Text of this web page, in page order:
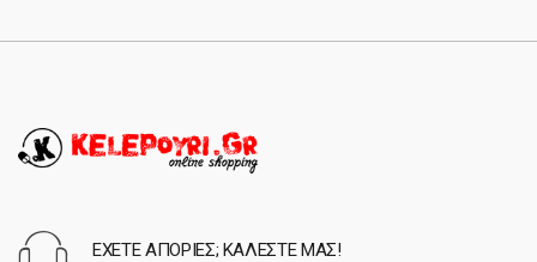
ΕΧΕΤΕ ΑΠΟΡΙΕΣ; ΚΑΛΕΣΤΕ ΜΑΣ!